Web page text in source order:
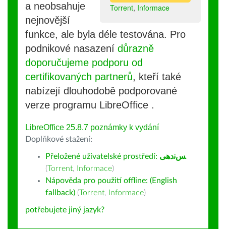
Torrent, Informace
a neobsahuje
nejnovější
funkce, ale byla déle testována. Pro
podnikové nasazení důrazně
doporučujeme podporu od
certifikovaných partnerů, kteří také
nabízejí dlouhodobě podporované
verze programu LibreOffice .
LibreOffice 25.8.7 poznámky k vydání
Doplňkové stažení:
Přeložené uživatelské prostředí: ﺲﻧﺩھی
(Torrent, Informace)
Nápověda pro použití offline: (English
fallback) (Torrent, Informace)
potřebujete jiný jazyk?